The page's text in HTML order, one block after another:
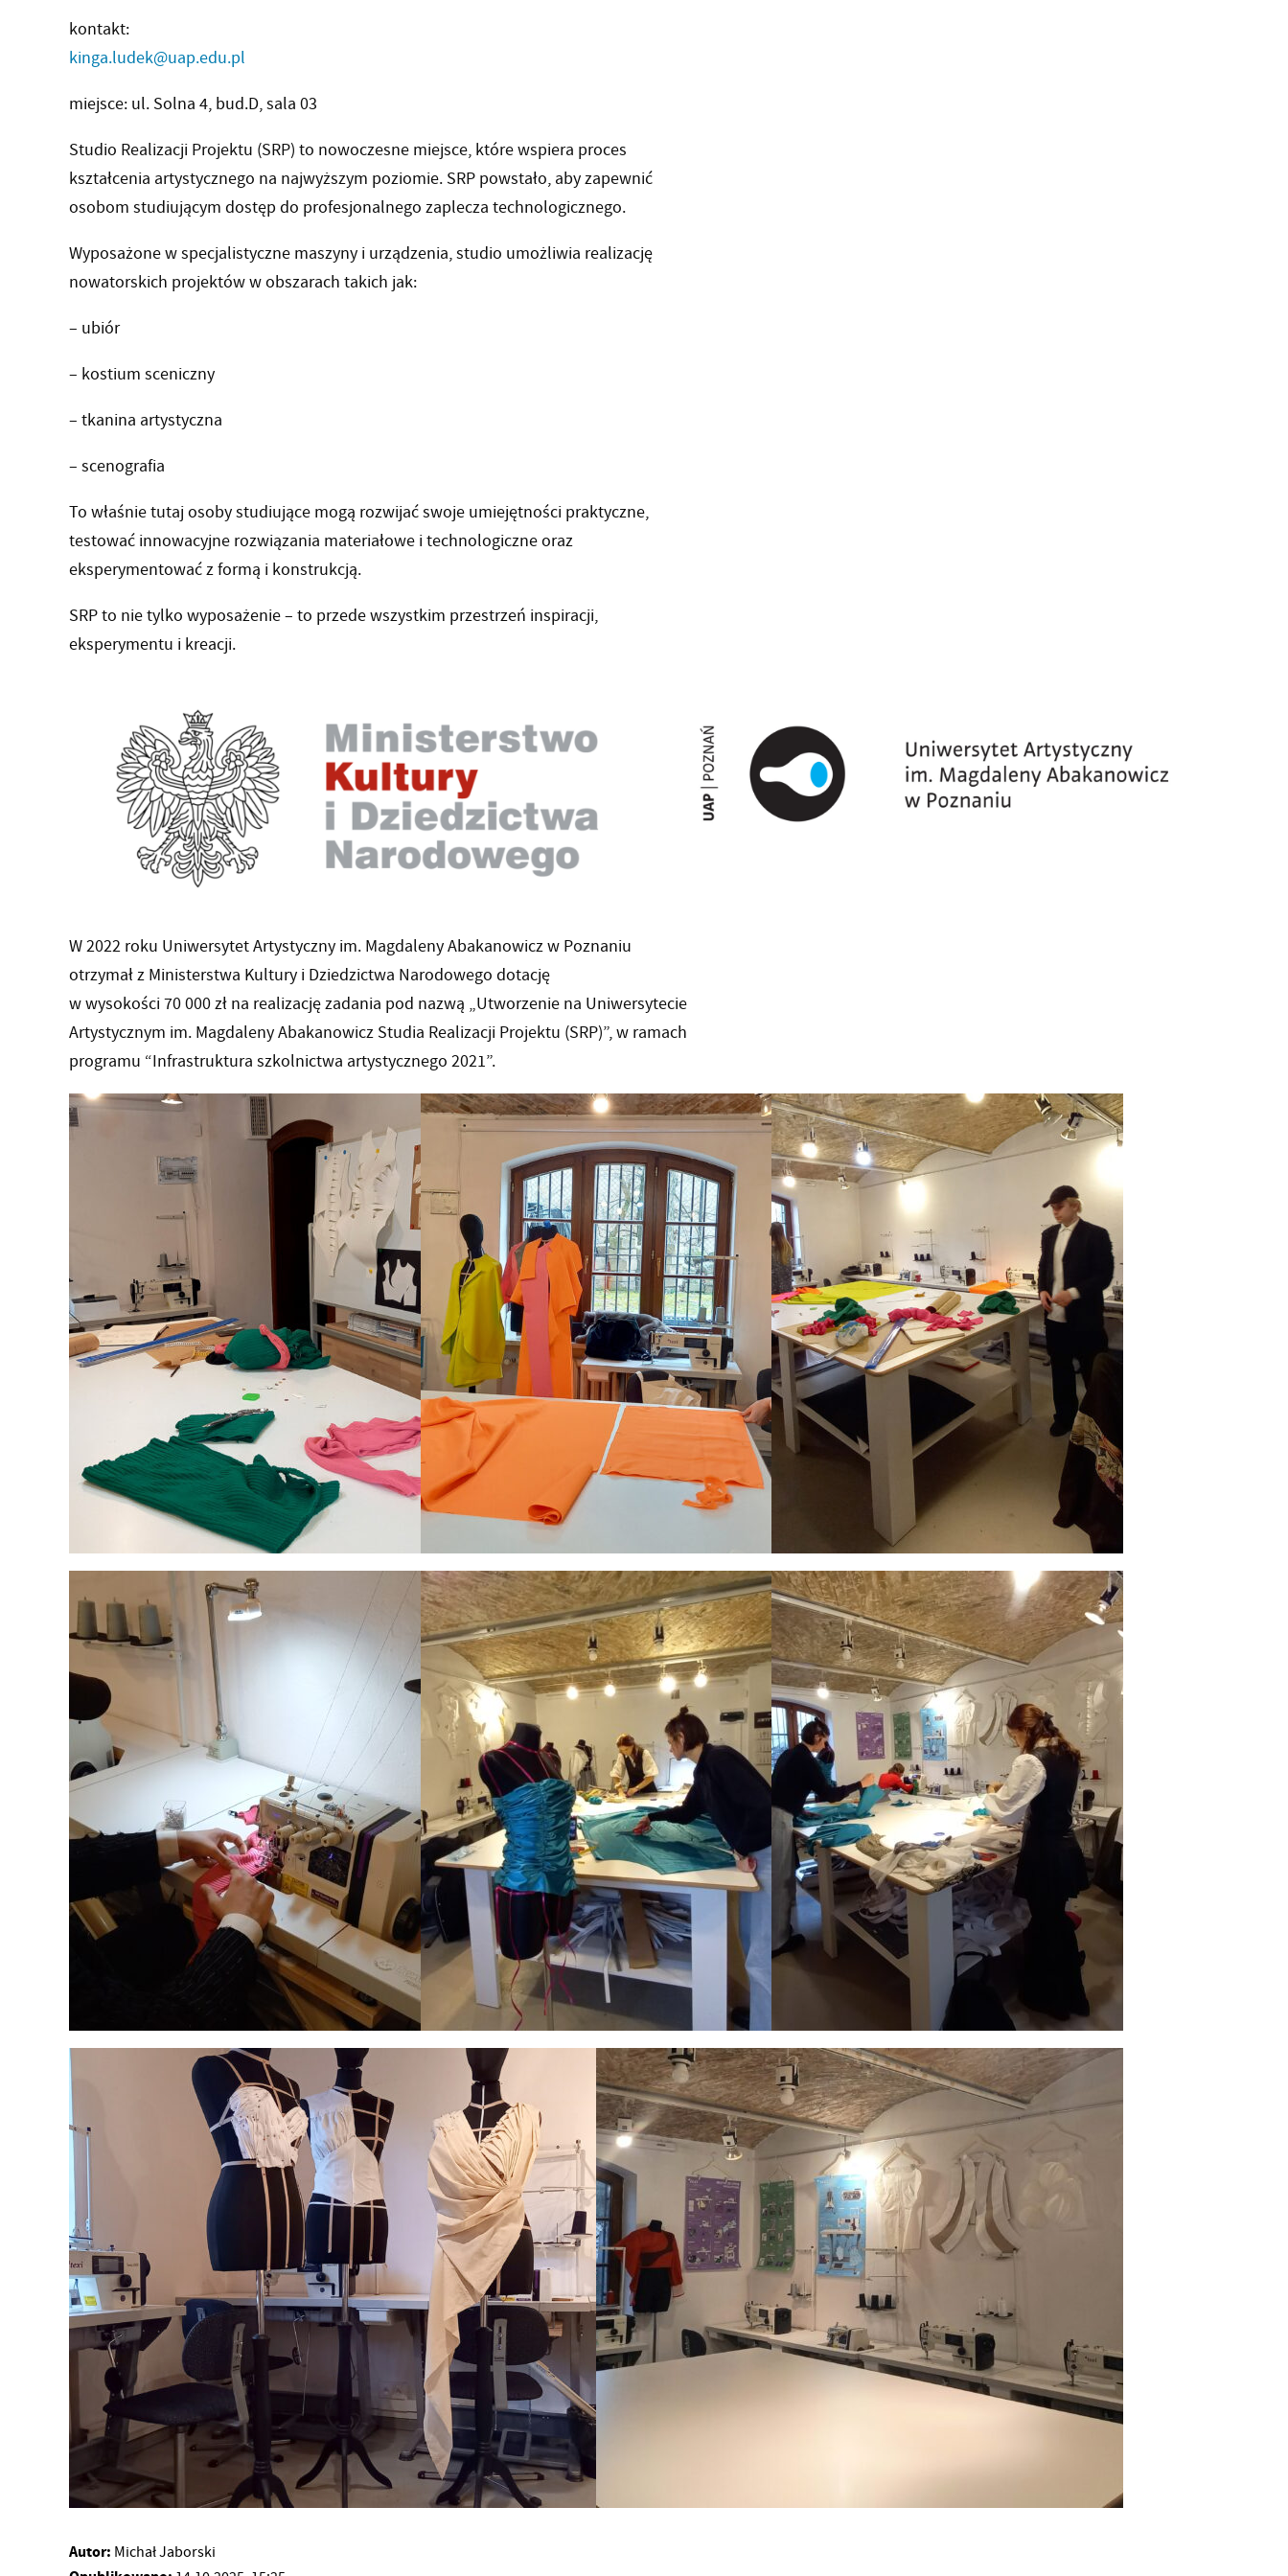
kontakt:
kinga.ludek@uap.edu.pl
miejsce: ul. Solna 4, bud.D, sala 03
Studio Realizacji Projektu (SRP) to nowoczesne miejsce, które wspiera proces
kształcenia artystycznego na najwyższym poziomie. SRP powstało, aby zapewnić
osobom studiującym dostęp do profesjonalnego zaplecza technologicznego.
Wyposażone w specjalistyczne maszyny i urządzenia, studio umożliwia realizację
nowatorskich projektów w obszarach takich jak:
– ubiór
– kostium sceniczny
– tkanina artystyczna
– scenografia
To właśnie tutaj osoby studiujące mogą rozwijać swoje umiejętności praktyczne,
testować innowacyjne rozwiązania materiałowe i technologiczne oraz
eksperymentować z formą i konstrukcją.
SRP to nie tylko wyposażenie – to przede wszystkim przestrzeń inspiracji,
eksperymentu i kreacji.
W 2022 roku Uniwersytet Artystyczny im. Magdaleny Abakanowicz w Poznaniu
otrzymał z Ministerstwa Kultury i Dziedzictwa Narodowego dotację
w wysokości 70 000 zł na realizację zadania pod nazwą „Utworzenie na Uniwersytecie
Artystycznym im. Magdaleny Abakanowicz Studia Realizacji Projektu (SRP)”, w ramach
programu “Infrastruktura szkolnictwa artystycznego 2021”.
Autor: Michał Jaborski